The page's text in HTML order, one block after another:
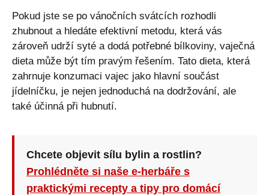
Pokud jste se po vánočních svátcích rozhodli
zhubnout a hledáte efektivní metodu, která vás
zároveň udrží syté a dodá potřebné bílkoviny, vaječná
dieta může být tím pravým řešením. Tato dieta, která
zahrnuje konzumaci vajec jako hlavní součást
jídelníčku, je nejen jednoduchá na dodržování, ale
také účinná při hubnutí.
Chcete objevit sílu bylin a rostlin?
Prohlédněte si naše e-herbáře s
praktickými recepty a tipy pro domácí